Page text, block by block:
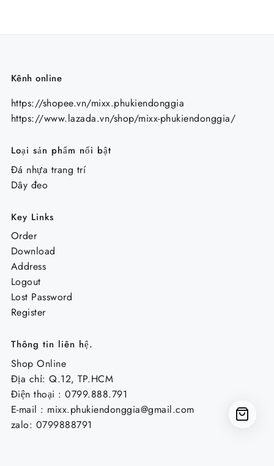
Kênh online
https://shopee.vn/mixx.phukiendonggia
https://www.lazada.vn/shop/mixx-phukiendonggia/
Loại sản phẩm nổi bật
Đá nhựa trang trí
Dây đeo
Key Links
Order
Download
Address
Logout
Lost Password
Register
Thông tin liên hệ.
Shop Online
Địa chỉ: Q.12, TP.HCM
Điện thoại : 0799.888.791
E-mail : mixx.phukiendonggia@gmail.com
zalo: 0799888791